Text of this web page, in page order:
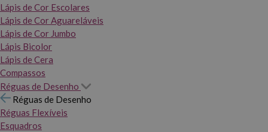
Lápis de Cor Escolares
Lápis de Cor Aguareláveis
Lápis de Cor Jumbo
Lápis Bicolor
Lápis de Cera
Compassos
Réguas de Desenho
Réguas de Desenho
Réguas Flexíveis
Esquadros